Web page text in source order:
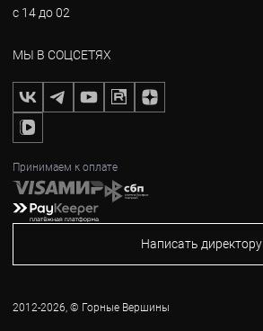
с 14 до 02
МЫ В СОЦСЕТЯХ
Принимаем к оплате
Написать директору
2012-2026, © Горные Вершины